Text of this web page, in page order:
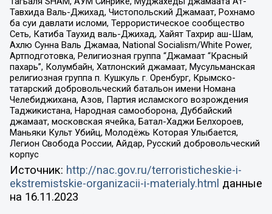
Тавхида Валь-Джихад, Чистопольский Джамаат, Рохнамо
ба суи давлати исломи, Террористическое сообщество
Сеть, Катиба Таухид валь-Джихад, Хайят Тахрир аш-Шам,
Ахлю Сунна Валь Джамаа, National Socialism/White Power,
Артподготовка, Религиозная группа “Джамаат “Красный
пахарь”, Колумбайн, Хатлонский джамаат, Мусульманская
религиозная группа п. Кушкуль г. Оренбург, Крымско-
татарский добровольческий батальон имени Номана
Челебиджихана, Азов, Партия исламского возрождения
Таджикистана, Народная самооборона, Дуббайский
джамаат, московская ячейка, Батал-Хаджи Белхороев,
Маньяки Культ Убийц, Молодёжь Которая Улыбается,
Легион Свобода России, Айдар, Русский добровольческий
корпус
Источник: http://nac.gov.ru/terroristicheskie-i-
ekstremistskie-organizacii-i-materialy.html данные
на 16.11.2023